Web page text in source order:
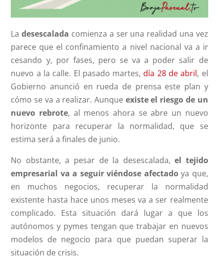
Ladesescalada comienza a ser una realidad una vez
parece que el confinamiento a nivel nacional va a ir
cesando y, por fases, pero se va a poder salir de
nuevo a la calle. El pasado martes,día 28 de abril, el
Gobierno anunció en rueda de prensa este plan y
cómo se va a realizar. Aunque existe el riesgo de un
nuevo rebrote, al menos ahora se abre un nuevo
horizonte para recuperar la normalidad, que se
estima será a finales de junio.
No obstante, a pesar de la desescalada,el tejido
empresarial va a seguir viéndose afectadoya que,
en muchos negocios, recuperar la normalidad
existente hasta hace unos meses va a ser realmente
complicado. Esta situación dará lugar a que los
autónomos y pymes tengan que trabajar en nuevos
modelos de negocio para que puedan superar la
situación de crisis.